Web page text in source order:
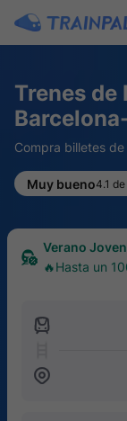
Trenes de
Compra billetes
Muy bueno4.1
Verano Joven
🔥Hasta un
󱍉
󱒣